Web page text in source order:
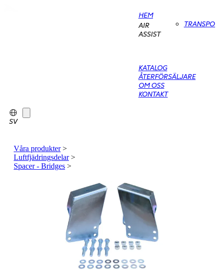
HEM
AIR
ASSIST
KATALOG
ÅTERFÖRSÄLJARE
OM OSS
KONTAKT
SV
Våra produkter>
Luftfjädringsdelar>
Spacer - Bridges >